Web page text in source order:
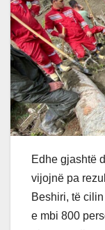
Edhe gjashtë
vijojnë pa
Beshiri, të
e mbi 800